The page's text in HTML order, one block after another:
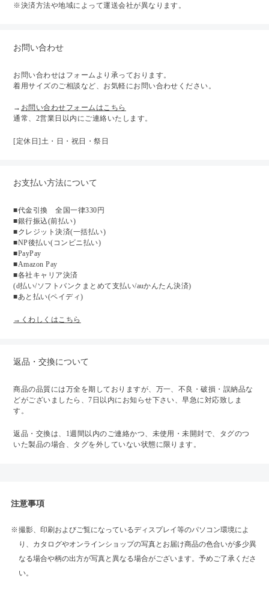
※決済方法や地域によって運送会社が異なります。
お問い合わせ
お問い合わせはフォームより承っております。
着用サイズのご相談など、お気軽にお問い合わせください。
→ お問い合わせフォームはこちら
通常、2営業日以内にご連絡いたします。
[定休日]土・日・祝日・祭日
お支払い方法について
■代金引換 全国一律330円
■銀行振込(前払い)
■クレジット決済(一括払い)
■NP後払い(コンビニ払い)
■PayPay
■Amazon Pay
■各社キャリア決済
(d払い/ソフトバンクまとめて支払い/auかんたん決済)
■あと払い(ペイディ)
→くわしくはこちら
返品・交換について
商品の品質には万全を期しておりますが、万一、不良・破損・誤納品な
どがございましたら、7日以内にお知らせ下さい、早急に対応致しま
す。
返品・交換は、1週間以内のご連絡かつ、未使用・未開封で、タグのつ
いた製品の場合、タグを外していない状態に限ります。
注意事項
撮影、印刷およびご覧になっているディスプレイ等のパソコン環境によ
り、カタログやオンラインショップの写真とお届け商品の色合いが多少異
なる場合や柄の出方が写真と異なる場合がございます。予めご了承くださ
い。